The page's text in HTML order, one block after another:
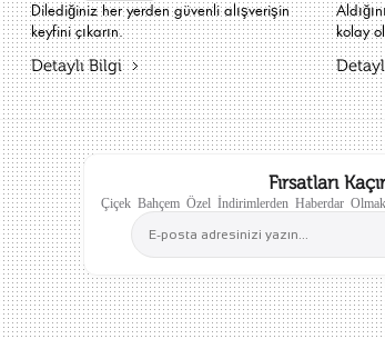
Dilediğiniz her yerden güvenli alışverişin
keyfini çıkarın.
Detaylı Bilgi
kolay
Fırsatları
Çiçek Bahçem Özel İndirimlerden Haberdar